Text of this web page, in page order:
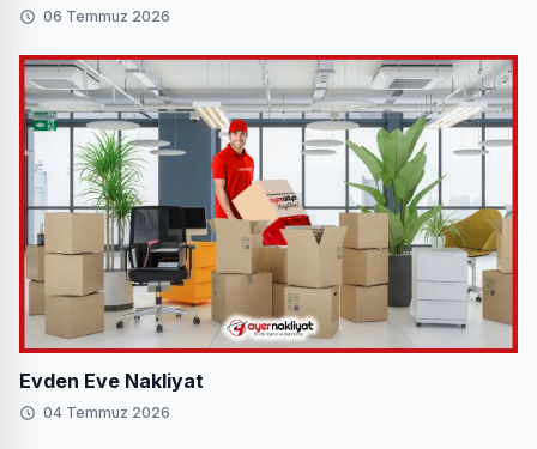
06 Temmuz 2026
Evden Eve Nakliyat
04 Temmuz 2026